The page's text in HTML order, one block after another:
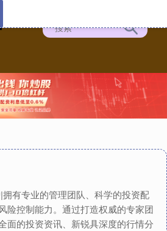
有专业的管理团队、科学的投资配
险控制能力。通过打造权威的专家团
面的投资资讯、新锐具深度的行情分